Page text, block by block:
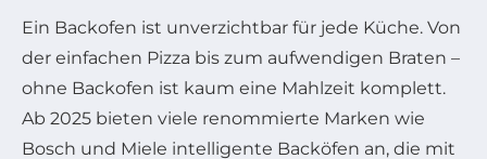
Ein Backofen ist unverzichtbar für jede Küche. Von
der einfachen Pizza bis zum aufwendigen Braten –
ohne Backofen ist kaum eine Mahlzeit komplett.
Ab 2025 bieten viele renommierte Marken wie
Bosch und Miele intelligente Backöfen an, die mit